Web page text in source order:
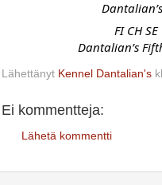
FI CH
Dantalian’s
Lähettänyt Kennel Dantalian's
Ei kommentteja:
Lähetä kommentti